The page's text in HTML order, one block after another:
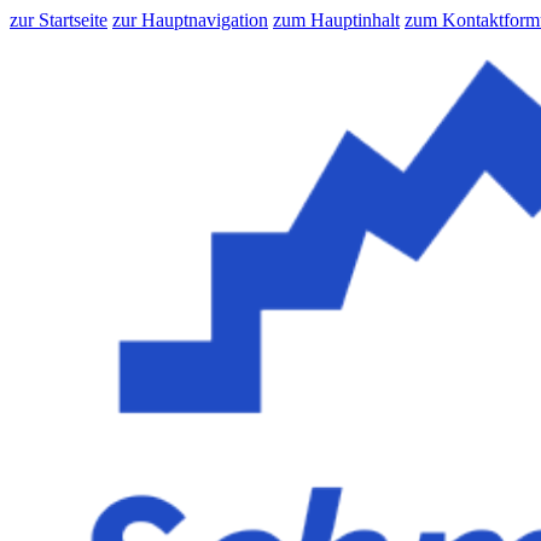
zur Startseite zur Hauptnavigation zum Hauptinhalt zum